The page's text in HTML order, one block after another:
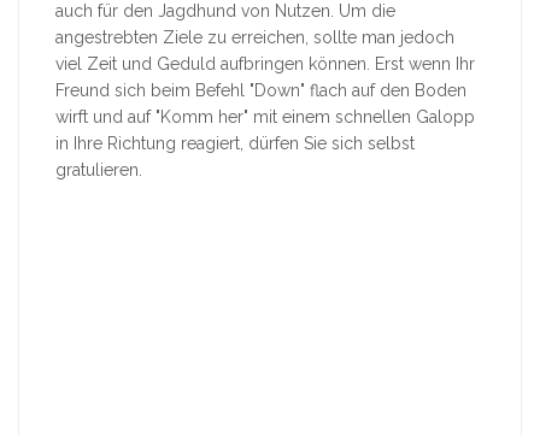
auch für den Jagdhund von Nutzen. Um die
angestrebten Ziele zu erreichen, sollte man jedoch
viel Zeit und Geduld aufbringen können. Erst wenn Ihr
Freund sich beim Befehl "Down" flach auf den Boden
wirft und auf "Komm her" mit einem schnellen Galopp
in Ihre Richtung reagiert, dürfen Sie sich selbst
gratulieren.